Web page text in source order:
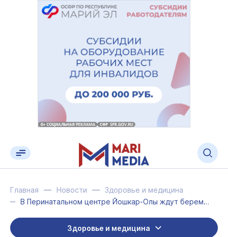
Главная Новости
Здоровье и медицина
В Перинатальном центре Йошкар-Олы ждут беременных на сроке от 20 недель
Здоровье и медицина